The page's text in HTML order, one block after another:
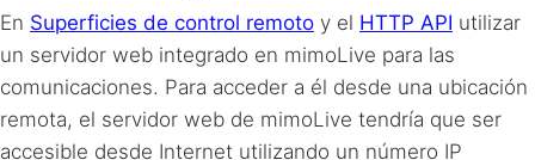
En Superficies de control remoto y el HTTP API utilizar
un servidor web integrado en mimoLive para las
comunicaciones. Para acceder a él desde una ubicación
remota, el servidor web de mimoLive tendría que ser
accesible desde Internet utilizando un número IP